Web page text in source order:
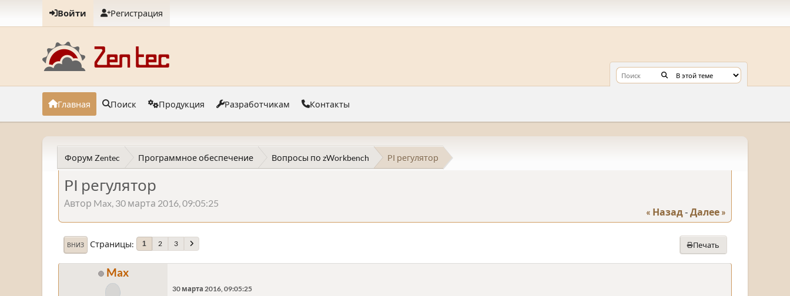
Войти Регистрация
Главная Поиск Продукция Разработчикам Контакты
Форум Zentec Программное обеспечение Вопросы по zWorkbench PI регулятор
PI регулятор
Автор Max, 30 марта 2016, 09:05:25
« Назад - Далее »
Печать
ВНИЗ Страницы 1 2 3
Max
30 марта 2016, 09:05:25